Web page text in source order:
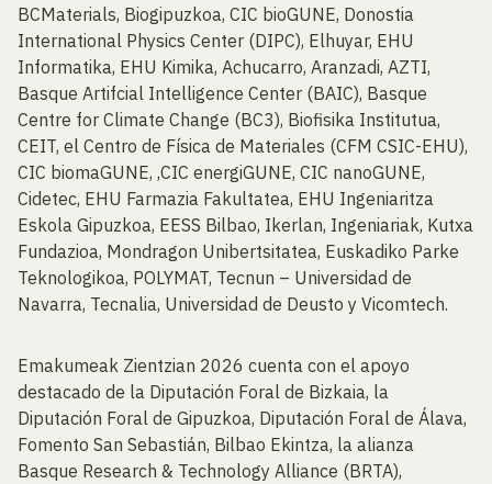
BCMaterials, Biogipuzkoa, CIC bioGUNE, Donostia
International Physics Center (DIPC), Elhuyar, EHU
Informatika, EHU Kimika, Achucarro, Aranzadi, AZTI,
Basque Artifcial Intelligence Center (BAIC), Basque
Centre for Climate Change (BC3), Biofisika Institutua,
CEIT, el Centro de Física de Materiales (CFM CSIC-EHU),
CIC biomaGUNE, ,CIC energiGUNE, CIC nanoGUNE,
Cidetec, EHU Farmazia Fakultatea, EHU Ingeniaritza
Eskola Gipuzkoa, EESS Bilbao, Ikerlan, Ingeniariak, Kutxa
Fundazioa, Mondragon Unibertsitatea, Euskadiko Parke
Teknologikoa, POLYMAT, Tecnun – Universidad de
Navarra, Tecnalia, Universidad de Deusto y Vicomtech.
Emakumeak Zientzian 2026 cuenta con el apoyo
destacado de la Diputación Foral de Bizkaia, la
Diputación Foral de Gipuzkoa, Diputación Foral de Álava,
Fomento San Sebastián, Bilbao Ekintza, la alianza
Basque Research & Technology Alliance (BRTA),